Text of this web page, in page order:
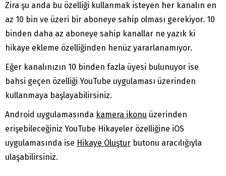
Zira şu anda bu özelliği kullanmak isteyen her kanalın en
az 10 bin ve üzeri bir aboneye sahip olması gerekiyor. 10
binden daha az aboneye sahip kanallar ne yazık ki
hikaye ekleme özelliğinden henüz yararlanamıyor.
Eğer kanalınızın 10 binden fazla üyesi bulunuyor ise
bahsi geçen özelliği YouTube uygulaması üzerinden
kullanmaya başlayabilirsiniz.
Android uygulamasında kamera ikonu üzerinden
erişebileceğiniz YouTube Hikayeler özelliğine iOS
uygulamasında ise Hikaye Oluştur butonu aracılığıyla
ulaşabilirsiniz.